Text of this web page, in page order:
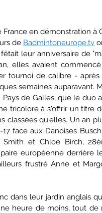
France en démonstration
de Badmintoneurope.tv
leur anniversaire de
elles avaient
tournoi de calibre -
semaines auparavant.
de Galles, que le duo
tricolore à s'offrir un titre
classées qu'elles. Un an
17 face aux Danoises
Smith et Chloe Birch,
européenne derrière
frustré Anne et
dans leur jardin anglais
heure de moins, tout